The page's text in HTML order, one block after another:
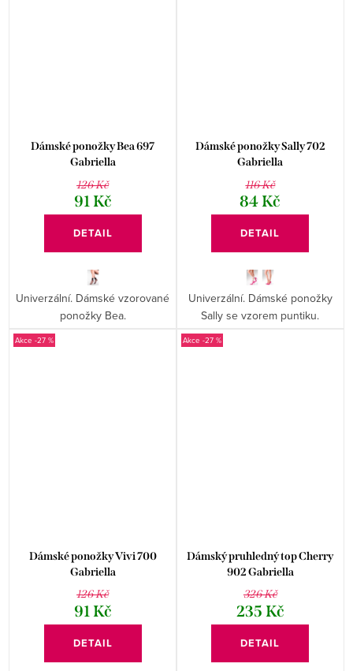
Dámské ponožky Bea 697
Gabriella
126 Kč
91 Kč
DETAIL
Univerzální. Dámské vzorované
ponožky Bea.
Dámské ponožky Sally 702
Gabriella
116 Kč
84 Kč
DETAIL
Univerzální. Dámské ponožky
Sally se vzorem puntiku.
-27 %
Dámské ponožky Vivi 700
Gabriella
126 Kč
91 Kč
DETAIL
-27 %
Dámský pruhledný top Cherry
902 Gabriella
326 Kč
235 Kč
DETAIL